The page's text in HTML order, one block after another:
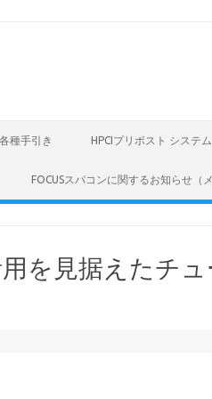
各種手引き HPCIプリポスト システム
FOCUSスパコンに関するお知らせ（
を見据えたチ